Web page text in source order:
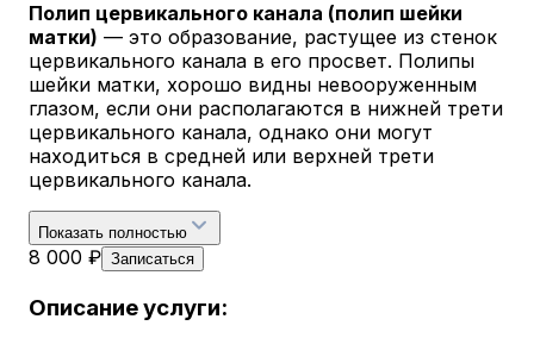
Полип цервикального канала (полип шейки
матки) — это образование, растущее из стенок
цервикального канала в его просвет. Полипы
шейки матки, хорошо видны невооруженным
глазом, если они располагаются в нижней трети
цервикального канала, однако они могут
находиться в средней или верхней трети
цервикального канала.
Показать полностью
8 000 ₽ Записаться
Описание услуги: